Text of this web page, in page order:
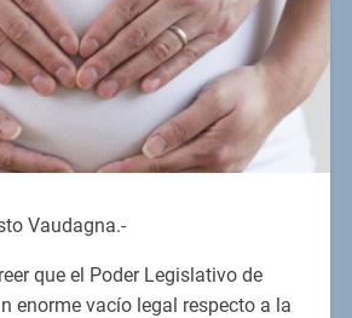
Vaudagna.-
que el Poder Legislativo de
enorme vacío legal respecto a la